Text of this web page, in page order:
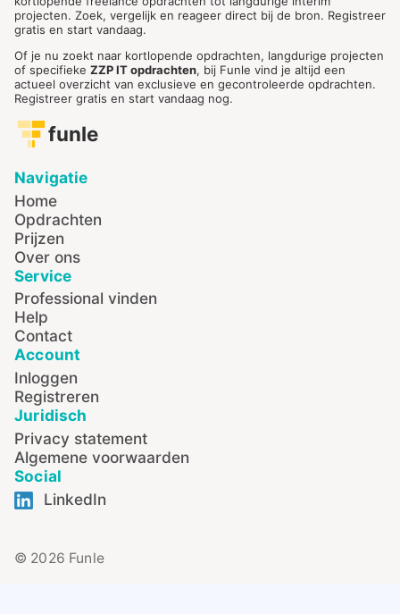
projecten. Zoek, vergelijk en reageer direct bij de bron. Registreer
gratis en start vandaag.
Of je nu zoekt naar kortlopende opdrachten, langdurige projecten
of specifieke ZZP IT opdrachten, bij Funle vind je altijd een
actueel overzicht van exclusieve en gecontroleerde opdrachten.
Registreer gratis en start vandaag nog.
funle
Navigatie
Home
Opdrachten
Prijzen
Over ons
Service
Professional vinden
Help
Contact
Account
Inloggen
Registreren
Juridisch
Privacy statement
Algemene voorwaarden
Social
LinkedIn
© 2026 Funle